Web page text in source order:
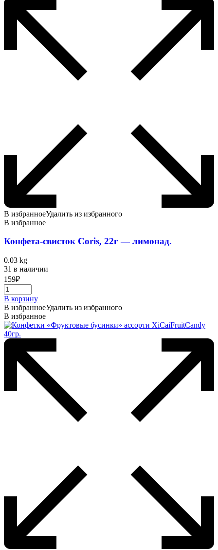
В избранноеУдалить из избранного
В избранное
Конфета-свисток Coris, 22г — лимонад.
0.03 kg
31 в наличии
159₽
В корзину
В избранноеУдалить из избранного
В избранное